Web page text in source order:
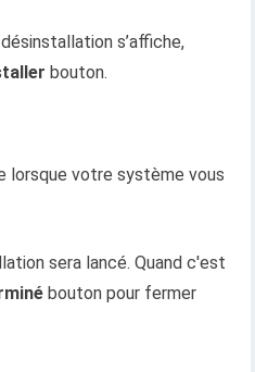
s’affiche,
bouton.
lorsque votre système vous
sera lancé. Quand c'est
bouton pour fermer